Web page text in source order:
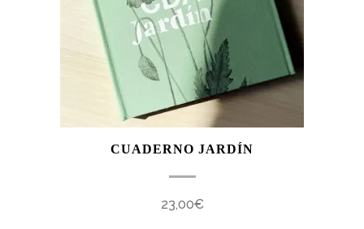
CUADERNO JARDÍN
23,00€